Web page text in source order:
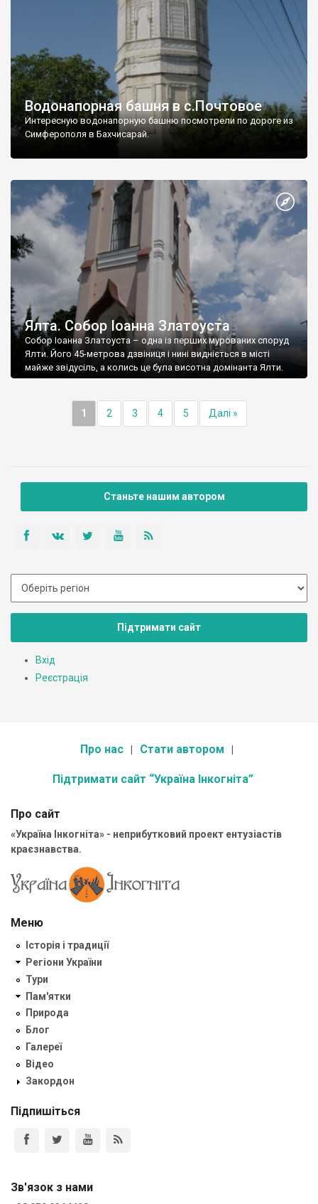
Водонапорная башня в с.Почтовое
Интересную водонапорную башню посмотрели по дороге из
Симферополя в Бахчисарай.
Ялта. Собор Іоанна Златоуста
Собор Іоанна Златоуста – одна із перших мурованих споруд
Ялти. Його 45-метрова дзвіниця і нині видніється в місті
майже звідусіль, а колись це була висотна домінанта Ялти.
1 2 3 4 5 Далі »
Станьте нашим автором
Підтримати сайт
Вхід
Реєстрація
Про нас Стати автором
Підтримати сайт “Україна Інкогніта”
Про сайт
«Україна Інкогніта» - неприбутковий проект ентузіастів
краєзнавства.
Меню
Історія і традиції
Регіони України
Тури
Пам'ятки
Природа
Блог
Галереї
Відео
Закордон
Підпишіться
Зв'язок з нами